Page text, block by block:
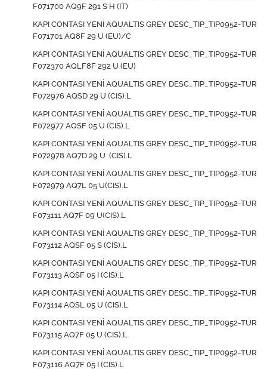
F071700 AQ9F 291 S H (IT)
KAPI CONTASI YENİ AQUALTIS GREY DESC_TIP_TIP0952-TUR
F071701 AQ8F 29 U (EU)/C
KAPI CONTASI YENİ AQUALTIS GREY DESC_TIP_TIP0952-TUR
F072370 AQLF8F 292 U (EU)
KAPI CONTASI YENİ AQUALTIS GREY DESC_TIP_TIP0952-TUR
F072976 AQSD 29 U (CIS).L
KAPI CONTASI YENİ AQUALTIS GREY DESC_TIP_TIP0952-TUR
F072977 AQSF 05 U (CIS).L
KAPI CONTASI YENİ AQUALTIS GREY DESC_TIP_TIP0952-TUR
F072978 AQ7D 29 U (CIS).L
KAPI CONTASI YENİ AQUALTIS GREY DESC_TIP_TIP0952-TUR
F072979 AQ7L 05 U(CIS).L
KAPI CONTASI YENİ AQUALTIS GREY DESC_TIP_TIP0952-TUR
F073111 AQ7F 09 U(CIS).L
KAPI CONTASI YENİ AQUALTIS GREY DESC_TIP_TIP0952-TUR
F073112 AQSF 05 S (CIS).L
KAPI CONTASI YENİ AQUALTIS GREY DESC_TIP_TIP0952-TUR
F073113 AQSF 05 I (CIS).L
KAPI CONTASI YENİ AQUALTIS GREY DESC_TIP_TIP0952-TUR
F073114 AQSL 05 U (CIS).L
KAPI CONTASI YENİ AQUALTIS GREY DESC_TIP_TIP0952-TUR
F073115 AQ7F 05 U (CIS).L
KAPI CONTASI YENİ AQUALTIS GREY DESC_TIP_TIP0952-TUR
F073116 AQ7F 05 I (CIS).L